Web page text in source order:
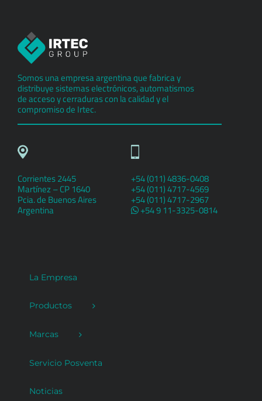
Somos una empresa argentina que fabrica y
distribuye sistemas electrónicos, automatismos
de acceso y cerraduras con la calidad y el
compromiso de Irtec.
Corrientes 2445
Martínez – CP 1640
Pcia. de Buenos Aires
Argentina
+54 (011) 4836-0408
+54 (011) 4717-4569
+54 (011) 4717-2967
+54 9 11-3325-0814
La Empresa
Productos
Marcas
Servicio Posventa
Noticias